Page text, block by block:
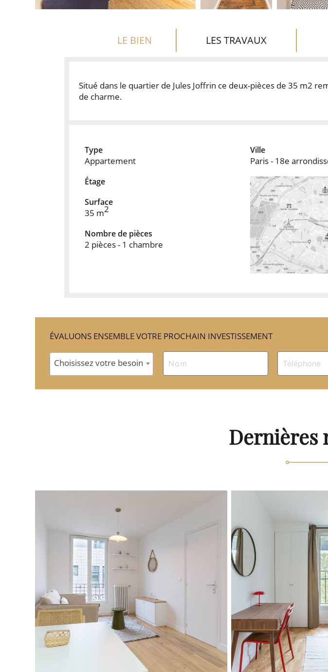
LE BIEN LES TRAVAUX
Situé dans le quartier de Jules Joffrin ce deux-pièces de 35 m2
de charme.
Type
Appartement
Étage
Surface
35 m2
Nombre de pièces
2 pièces - 1 chambre
Ville
Paris - 18e
ÉVALUONS ENSEMBLE VOTRE PROCHAIN INVESTISSEMENT
Choisissez votre besoin
Dernières